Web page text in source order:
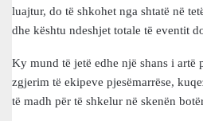
luajtur, do të shkohet nga shtatë në
dhe kështu ndeshjet totale të eventit
Ky mund të jetë edhe një shans i artë
zgjerim të ekipeve pjesëmarrëse,
të madh për të shkelur në skenën